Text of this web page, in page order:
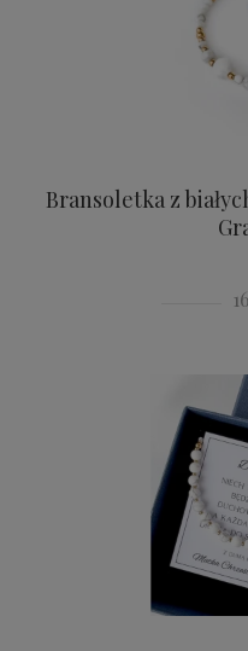
Bransoletka z